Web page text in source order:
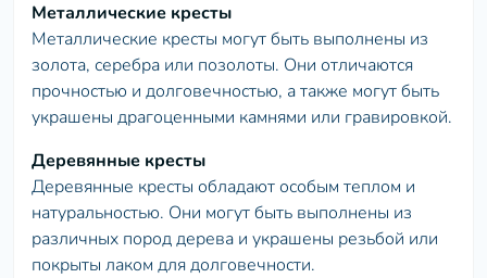
Металлические кресты
Металлические кресты могут быть выполнены из
золота, серебра или позолоты. Они отличаются
прочностью и долговечностью, а также могут быть
украшены драгоценными камнями или гравировкой.
Деревянные кресты
Деревянные кресты обладают особым теплом и
натуральностью. Они могут быть выполнены из
различных пород дерева и украшены резьбой или
покрыты лаком для долговечности.